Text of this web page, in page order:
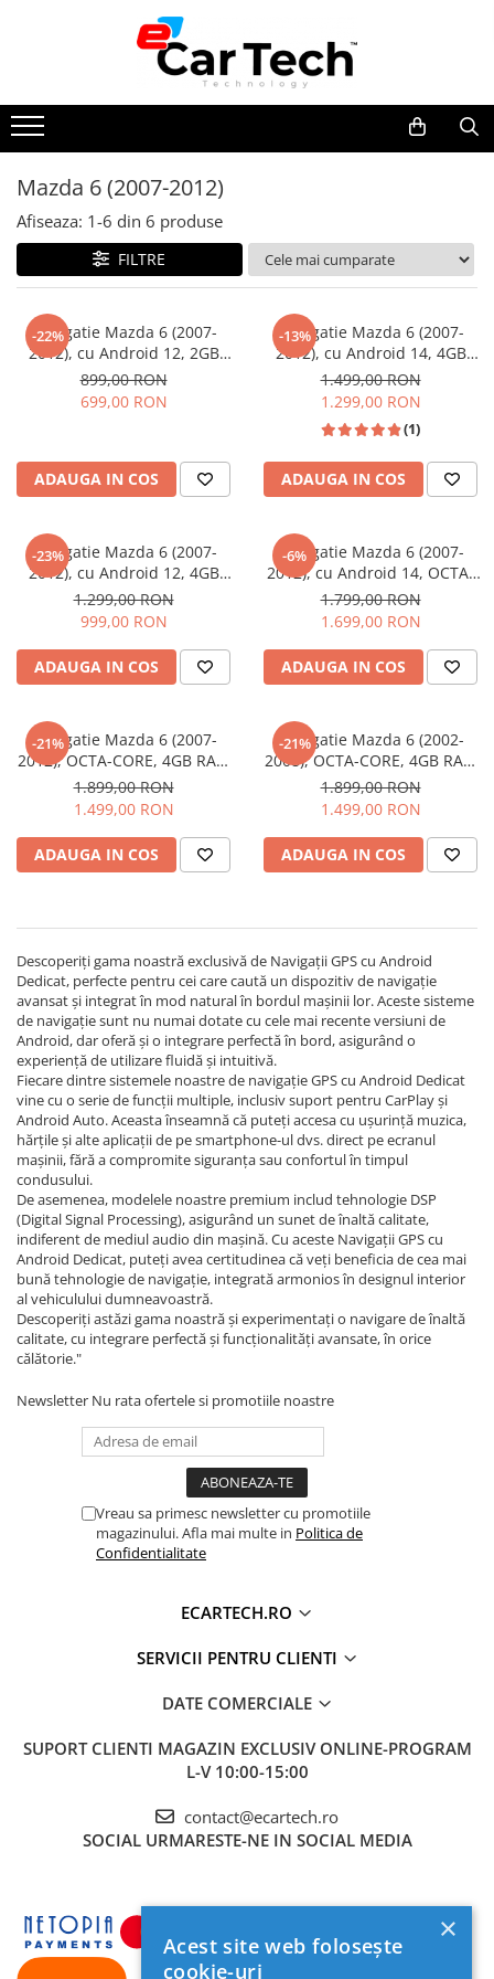
Summer sale
Navigatie dedicata
Navigatii Volkswagen
Navigatii Skoda
Navigatii Seat
Navigatii Ford
Navigatii Opel
Navigatii Hyundai
Navigatii Dacia
Navigatii Peugeot
Navigatii Audi
Navigatii BMW
Navigatii Mercedes
Navigatii Fiat
Navigatii Nissan
Navigatii Suzuki
Navigatii Mitsubishi
Navigatii Volvo
Navigatii KIA
Navigatii Renault
Navigatii Chevrolet
Navigatii Honda
Navigatii Jeep
Navigatii Porsche
Navigatii Land Rover
Navigatii Iveco
Navigatii Chrysler
Navigatie universala
Playere auto
Navigatii 2 DIN
Navigatii 1 DIN
Navigatie GPS Portabil
Accesorii navigatii
CarPlay&Android Auto
Camera Trafic DVR
Rama adaptare
Adaptoare Navigatii
Rame adaptare 2DIN
Accesorii auto
Senzori Parcare
Redresoare Auto
Modulatoare Auto FM
Mazda 6 (2007-2012)
Afiseaza: 1-6 din 6 produse
FILTRE
-22%
Navigatie Mazda 6 (2007-
2012), cu Android 12, 2GB
32GB, CarPlay si Android
Auto, DSP, wifi, ecran 9 inch
899,00 RON
699,00 RON
ADAUGA IN COS
-13%
Navigatie Mazda 6 (2007-
2012), cu Android 14, 4GB
64GB, SIM 4G, CarPlay si
Android Auto, DSP, wifi, ecran
9 inch
1.499,00 RON
1.299,00 RON
(1)
ADAUGA IN COS
-23%
Navigatie Mazda 6 (2007-
2012), cu Android 12, 4GB
64GB, CarPlay si Android
Auto, DSP, wifi, ecran 9 inch
1.299,00 RON
999,00 RON
ADAUGA IN COS
-6%
Navigatie Mazda 6 (2007-
2012), cu Android 14, OCTA-
CORE 2.0 GHz, 8GB 128GB,
SIM 4G, CarPlay si Android
Auto, DSP, wifi, ecran 9 inch
1.799,00 RON
1.699,00 RON
ADAUGA IN COS
-21%
Navigatie Mazda 6 (2007-
2012), OCTA-CORE, 4GB RAM
64 GB ROM, Android 14, ecran
2K QLED 2000 X 1200 PX, 9.5
inch - ECARTECH
1.899,00 RON
1.499,00 RON
ADAUGA IN COS
-21%
Navigatie Mazda 6 (2002-
2008), OCTA-CORE, 4GB RAM
64 GB ROM, Android 14, ecran
2K QLED 2000 X 1200 PX, 10
inch - ECARTECH
1.899,00 RON
1.499,00 RON
ADAUGA IN COS
Descoperiți gama noastră exclusivă de Navigații GPS cu Android
Dedicat, perfecte pentru cei care caută un dispozitiv de navigație
avansat și integrat în mod natural în bordul mașinii lor. Aceste sisteme
de navigație sunt nu numai dotate cu cele mai recente versiuni de
Android, dar oferă și o integrare perfectă în bord, asigurând o
experiență de utilizare fluidă și intuitivă.
Fiecare dintre sistemele noastre de navigație GPS cu Android Dedicat
vine cu o serie de funcții multiple, inclusiv suport pentru CarPlay și
Android Auto. Aceasta înseamnă că puteți accesa cu ușurință muzica,
hărțile și alte aplicații de pe smartphone-ul dvs. direct pe ecranul
mașinii, fără a compromite siguranța sau confortul în timpul
condusului.
De asemenea, modelele noastre premium includ tehnologie DSP
(Digital Signal Processing), asigurând un sunet de înaltă calitate,
indiferent de mediul audio din mașină. Cu aceste Navigații GPS cu
Android Dedicat, puteți avea certitudinea că veți beneficia de cea mai
bună tehnologie de navigație, integrată armonios în designul interior
al vehiculului dumneavoastră.
Descoperiți astăzi gama noastră și experimentați o navigare de înaltă
calitate, cu integrare perfectă și funcționalități avansate, în orice
călătorie."
Newsletter Nu rata ofertele si promotiile noastre
Vreau sa primesc newsletter cu promotiile
magazinului. Afla mai multe in Politica de
Confidentialitate
ECARTECH.RO
SERVICII PENTRU CLIENTI
DATE COMERCIALE
SUPORT CLIENTI MAGAZIN EXCLUSIV ONLINE-PROGRAM
L-V 10:00-15:00
contact@ecartech.ro
SOCIAL URMARESTE-NE IN SOCIAL MEDIA
×
Acest site web folosește
cookie-uri